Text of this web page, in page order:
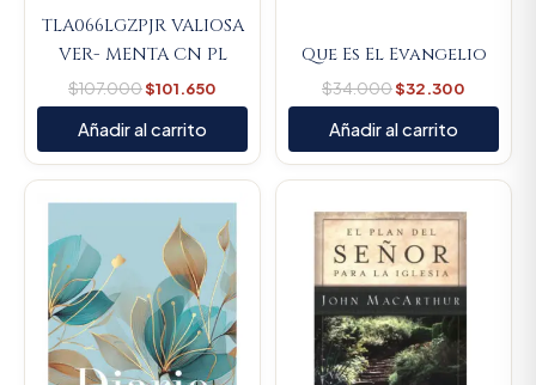
TLA066LGZPJR VALIOSA
VER- MENTA CN PL
$107.000$101.650
Añadir al carrito
Que Es El Evangelio
$34.000$32.300
Añadir al carrito
price
was:
$66.000.
Current
price
is:
$62.700.
price
was:
$66.700.
Current
price